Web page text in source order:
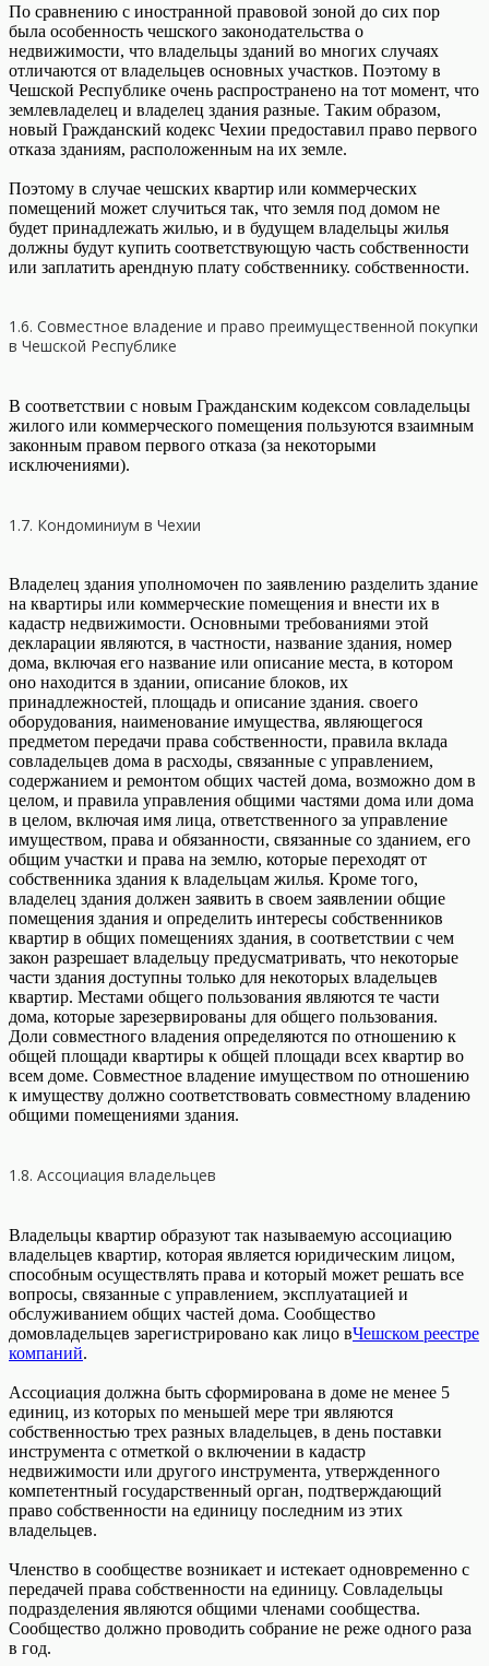
По сравнению с иностранной правовой зоной до сих пор
была особенность чешского законодательства о
недвижимости, что владельцы зданий во многих случаях
отличаются от владельцев основных участков. Поэтому в
Чешской Республике очень распространено на тот момент, что
землевладелец и владелец здания разные. Таким образом,
новый Гражданский кодекс Чехии предоставил право первого
отказа зданиям, расположенным на их земле.
Поэтому в случае чешских квартир или коммерческих
помещений может случиться так, что земля под домом не
будет принадлежать жилью, и в будущем владельцы жилья
должны будут купить соответствующую часть собственности
или заплатить арендную плату собственнику. собственности.
1.6. Совместное владение и право преимущественной покупки
в Чешской Республике
В соответствии с новым Гражданским кодексом совладельцы
жилого или коммерческого помещения пользуются взаимным
законным правом первого отказа (за некоторыми
исключениями).
1.7. Кондоминиум в Чехии
Владелец здания уполномочен по заявлению разделить здание
на квартиры или коммерческие помещения и внести их в
кадастр недвижимости. Основными требованиями этой
декларации являются, в частности, название здания, номер
дома, включая его название или описание места, в котором
оно находится в здании, описание блоков, их
принадлежностей, площадь и описание здания. своего
оборудования, наименование имущества, являющегося
предметом передачи права собственности, правила вклада
совладельцев дома в расходы, связанные с управлением,
содержанием и ремонтом общих частей дома, возможно дом в
целом, и правила управления общими частями дома или дома
в целом, включая имя лица, ответственного за управление
имуществом, права и обязанности, связанные со зданием, его
общим участки и права на землю, которые переходят от
собственника здания к владельцам жилья. Кроме того,
владелец здания должен заявить в своем заявлении общие
помещения здания и определить интересы собственников
квартир в общих помещениях здания, в соответствии с чем
закон разрешает владельцу предусматривать, что некоторые
части здания доступны только для некоторых владельцев
квартир. Местами общего пользования являются те части
дома, которые зарезервированы для общего пользования.
Доли совместного владения определяются по отношению к
общей площади квартиры к общей площади всех квартир во
всем доме. Совместное владение имуществом по отношению
к имуществу должно соответствовать совместному владению
общими помещениями здания.
1.8. Ассоциация владельцев
Владельцы квартир образуют так называемую ассоциацию
владельцев квартир, которая является юридическим лицом,
способным осуществлять права и который может решать все
вопросы, связанные с управлением, эксплуатацией и
обслуживанием общих частей дома. Сообщество
домовладельцев зарегистрировано как лицо вЧешском реестре
компаний.
Ассоциация должна быть сформирована в доме не менее 5
единиц, из которых по меньшей мере три являются
собственностью трех разных владельцев, в день поставки
инструмента с отметкой о включении в кадастр
недвижимости или другого инструмента, утвержденного
компетентный государственный орган, подтверждающий
право собственности на единицу последним из этих
владельцев.
Членство в сообществе возникает и истекает одновременно с
передачей права собственности на единицу. Совладельцы
подразделения являются общими членами сообщества.
Сообщество должно проводить собрание не реже одного раза
в год.